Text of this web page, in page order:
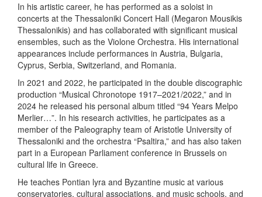
In his artistic career, he has performed as a soloist in
concerts at the Thessaloniki Concert Hall (Megaron Mousikis
Thessalonikis) and has collaborated with significant musical
ensembles, such as the Violone Orchestra. His international
appearances include performances in Austria, Bulgaria,
Cyprus, Serbia, Switzerland, and Romania.
In 2021 and 2022, he participated in the double discographic
production “Musical Chronotope 1917–2021/2022,” and in
2024 he released his personal album titled “94 Years Melpo
Merlier…”. In his research activities, he participates as a
member of the Paleography team of Aristotle University of
Thessaloniki and the orchestra “Psaltira,” and has also taken
part in a European Parliament conference in Brussels on
cultural life in Greece.
He teaches Pontian lyra and Byzantine music at various
conservatories, cultural associations, and music schools, and